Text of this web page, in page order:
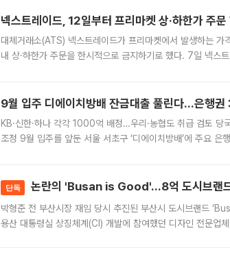
넥스트레이드, 12일부터 프리마켓 상·하한가 주문
대체거래소(ATS) 넥스트레이드가 프리마켓에서 발생하는
내 상·하한가 주문을 한시적으로 금지하기로 했다. 7일 넥스
9월 입주 디에이치방배 잔금대출 풀린다…은행
KB·신한·하나 각각 1000억 배정…우리·농협도 취급 검토
조정 9월 입주를 앞둔 서울 서초구 ‘디에이치방배’에 주요
단독 논란의 'Busan is Good'…8억 도시브랜드
박형준 전 부산시장 재임 당시 추진된 부산시 도시브랜드
용산 대통령실 상징체계(CI) 개발에 참여했던 디자인 전문업